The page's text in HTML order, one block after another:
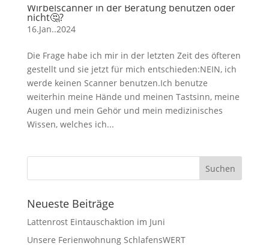
Wirbelscanner in der Beratung benutzen oder
nicht🤔?
16.Jan..2024
Die Frage habe ich mir in der letzten Zeit des öfteren
gestellt und sie jetzt für mich entschieden:NEIN, ich
werde keinen Scanner benutzen.Ich benutze
weiterhin meine Hände und meinen Tastsinn, meine
Augen und mein Gehör und mein medizinisches
Wissen, welches ich...
Neueste Beiträge
Lattenrost Eintauschaktion im Juni
Unsere Ferienwohnung SchlafensWERT